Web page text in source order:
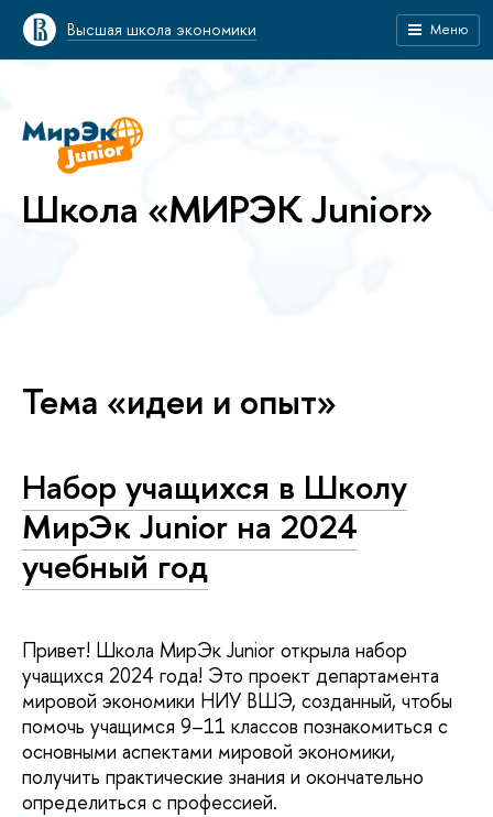
Высшая школа экономики Меню
Школа «МИРЭК Junior»
Тема «идеи и опыт»
Набор учащихся в Школу
МирЭк Junior на 2024
учебный год
Привет! Школа МирЭк Junior открыла набор
учащихся 2024 года! Это проект департамента
мировой экономики НИУ ВШЭ, созданный, чтобы
помочь учащимся 9–11 классов познакомиться с
основными аспектами мировой экономики,
получить практические знания и окончательно
определиться с профессией.